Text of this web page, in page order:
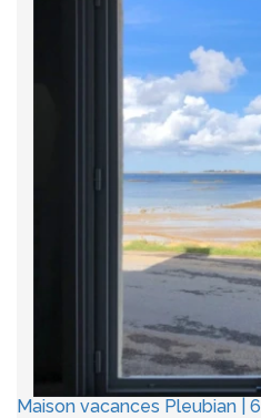
Maison vacances Pleubian | 6